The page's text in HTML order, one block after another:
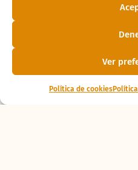
Ver
Política de cookies
¿Te ha
la
¡Compártelo!